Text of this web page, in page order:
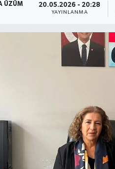
ÜZÜM 20.05.2026 - 20:28
YAYINLANMA